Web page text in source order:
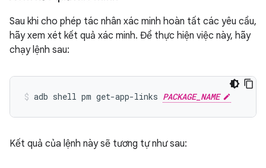
Sau khi cho phép tác nhân xác minh hoàn tất các yêu cầu,
hãy xem xét kết quả xác minh. Để thực hiện việc này, hãy
chạy lệnh sau:
adb shell pm get-app-links PACKAGE_NAME
Kết quả của lệnh này sẽ tương tự như sau: